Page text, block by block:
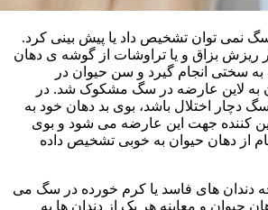
سگ نمی توان تشخیص داد یا پیش بینی کرد.
ریزش بزاق و یا تراوشات از گوشه ی دهان
سختی انجام گیرد و سن حیوان در
به لاین عارضه در سگ مشکوک شد. در
دچار اختلال باشد، بوی بد دهان خود به
کننده جهت این عارضه می شود و بوی
از دهان حیوان به خوبی تشخیص داده
دندان های فاسد یا کرم خورده در سگ می
حیوان و معاینه هر یک از دندان ها به